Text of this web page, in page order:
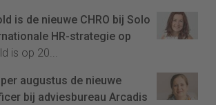
is de nieuwe CHRO bij Solo
HR-strategie op
is op 20...
augustus de nieuwe
bij adviesbureau Arcadis